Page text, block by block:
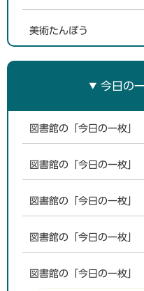
美術たんぼう
今日の
図書館の「今日の一枚」
図書館の「今日の一枚」
図書館の「今日の一枚」
図書館の「今日の一枚」
図書館の「今日の一枚」